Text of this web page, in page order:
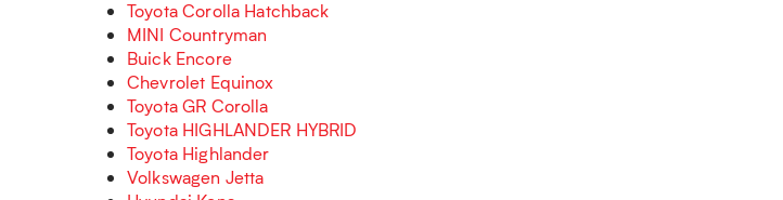
Toyota Corolla Hatchback
MINI Countryman
Buick Encore
Chevrolet Equinox
Toyota GR Corolla
Toyota HIGHLANDER HYBRID
Toyota Highlander
Volkswagen Jetta